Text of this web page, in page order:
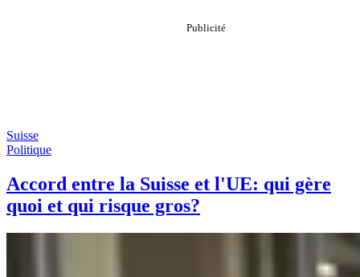
Suisse
Politique
Accord entre la Suisse et l'UE: qui gère
quoi et qui risque gros?